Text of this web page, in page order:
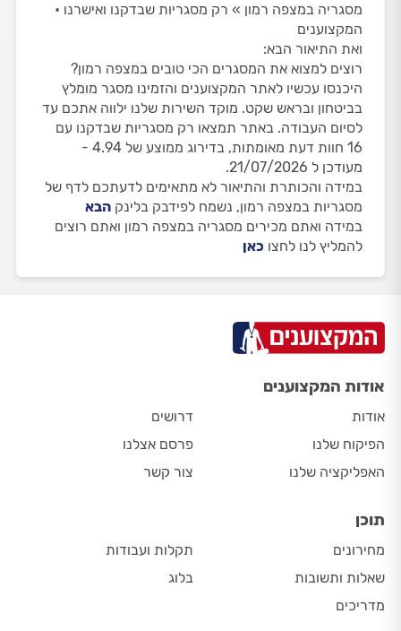
מסגריה במצפה רמון » רק מסגריות שבדקנו ואישרנו •
המקצוענים
ואת התיאור הבא:
רוצים למצוא את המסגרים הכי טובים במצפה רמון?
היכנסו עכשיו לאתר המקצוענים והזמינו מסגר מומלץ
בביטחון ובראש שקט. מוקד השירות שלנו ילווה אתכם עד
לסיום העבודה. באתר תמצאו רק מסגריות שבדקנו עם
16 חוות דעת מאומתות, בדירוג ממוצע של 4.94 -
מעודכן ל 21/07/2026.
במידה והכותרת והתיאור לא מתאימים לדעתכם לדף של
מסגריות במצפה רמון, נשמח לפידבק בלינק הבא
במידה ואתם מכירים מסגריה במצפה רמון ואתם רוצים
להמליץ לנו לחצו כאן
אודות המקצוענים
אודות
הפיקוח שלנו
האפליקציה שלנו
דרושים
פרסם אצלנו
צור קשר
תוכן
מחירונים
שאלות ותשובות
מדריכים
תקלות ועבודות
בלוג